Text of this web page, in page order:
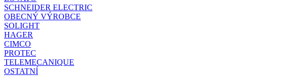
SCHNEIDER ELECTRIC
OBECNÝ VÝROBCE
SOLIGHT
HAGER
CIMCO
PROTEC
TELEMECANIQUE
OSTATNÍ